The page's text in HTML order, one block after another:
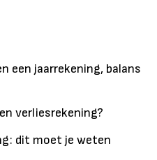
een jaarrekening, balans
verliesrekening?
dit moet je weten